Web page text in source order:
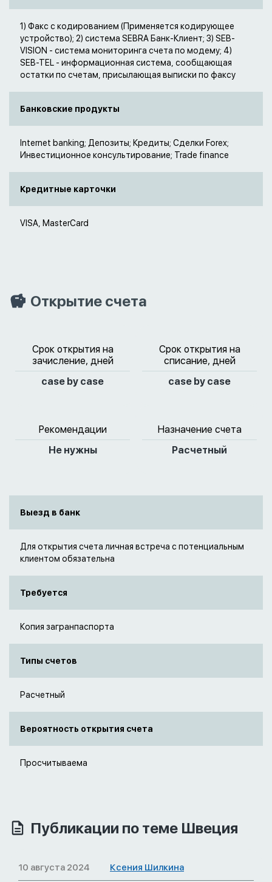
1) Факс с кодированием (Применяется кодирующее
устройство); 2) система SEBRA Банк-Клиент; 3) SEB-
VISION - система мониторинга счета по модему; 4)
SEB-TEL - информационная система, сообщающая
остатки по счетам, присылающая выписки по факсу
Банковские продукты
Internet banking; Депозиты; Кредиты; Сделки Forex;
Инвестиционное консультирование; Trade finance
Кредитные карточки
VISA, MasterCard
Открытие счета
Срок открытия на
зачисление, дней
case by case
Срок открытия на
списание, дней
case by case
Рекомендации
Не нужны
Назначение счета
Расчетный
Выезд в банк
Для открытия счета личная встреча с потенциальным
клиентом обязательна
Требуется
Копия загранпаспорта
Типы счетов
Расчетный
Вероятность открытия счета
Просчитываема
Публикации по теме Швеция
10 августа 2024 Ксения Шилкина